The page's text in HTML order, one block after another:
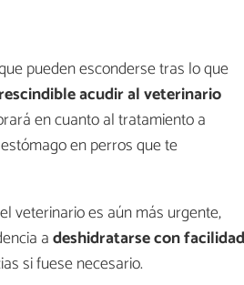
pueden esconderse tras lo que
acudir al veterinario
en cuanto al tratamiento a
en perros que te
veterinario es aún más urgente,
adeshidratarse con facilidad
si fuese necesario.